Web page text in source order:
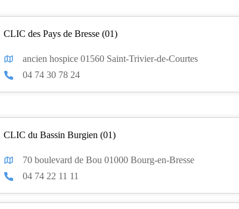
CLIC des Pays de Bresse (01)
ancien hospice 01560 Saint-Trivier-de-Courtes
04 74 30 78 24
CLIC du Bassin Burgien (01)
70 boulevard de Bou 01000 Bourg-en-Bresse
04 74 22 11 11